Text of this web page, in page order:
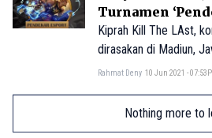
Turnamen
The LAst
Kiprah Kill The LAst,
dirasakan di Madiun,
dengan besarnya
Rahmat Deny 10 Jun 2021 -
Nothing more to